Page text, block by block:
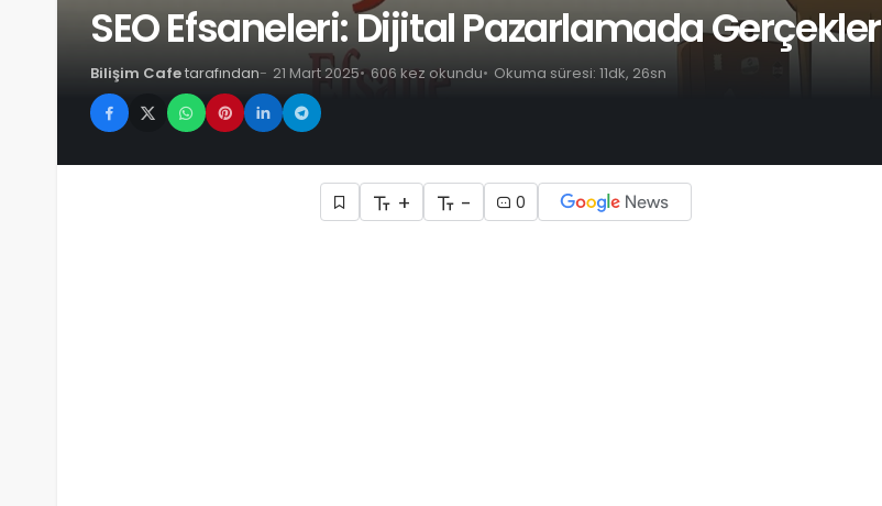
SEO Efsaneleri: Dijital Pazarlamada Gerçekler
Bilişim Cafetarafından 21 Mart 2025 606 kez okundu Okuma süresi: 11dk, 26sn
+ - 0